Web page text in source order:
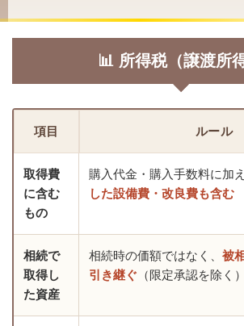
📊 所得税（譲渡所得
項目 ルール
取得費
に含む
もの
購入代金・購入手数料に加え
した設備費・改良費も含む
相続で
取得し
た資産
相続時の価額ではなく、 被
引き継ぐ （限定承認を除く）